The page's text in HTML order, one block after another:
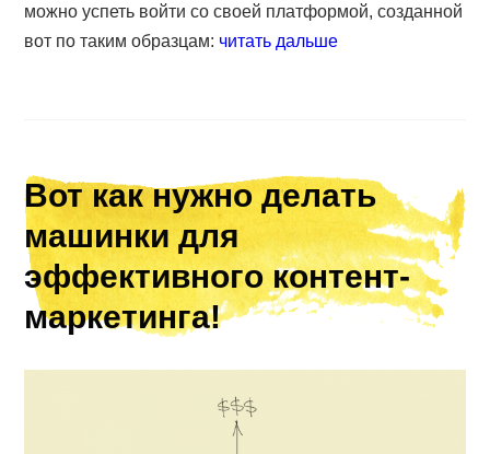
можно успеть войти со своей платформой, созданной
вот по таким образцам: читать дальше
Вот как нужно делать
машинки для
эффективного контент-
маркетинга!